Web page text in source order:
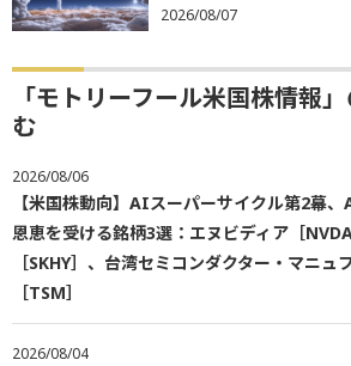
2026/08/07
「モトリーフール米国株情報
む
2026/08/06
【米国株動向】AIスーパーサイクル第2幕
恩恵を受ける銘柄3選：エヌビディア［
［SKHY］、台湾セミコンダクター・マニュ
［TSM］
2026/08/04